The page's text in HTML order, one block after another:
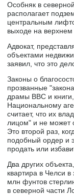
Особняк в
располагает
центральным
выходе на верхнем
Адвокат,
объектами
заявил, что это
Законы о
прозванные
драмы BBC и
Национальному
считает, что их
лицом" и не может
Это второй раз,
подобный ордер и
продать или
Два других
квартира в Челси
млн фунтов
в северной части